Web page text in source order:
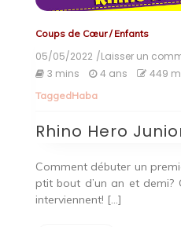
Coups de Cœur/Enfants
05/05/2022 /Laisser un
3 mins 4 ans 449
TaggedHaba
Rhino Hero
Comment débuter un
ptit bout d’un an et demi?
interviennent! […]